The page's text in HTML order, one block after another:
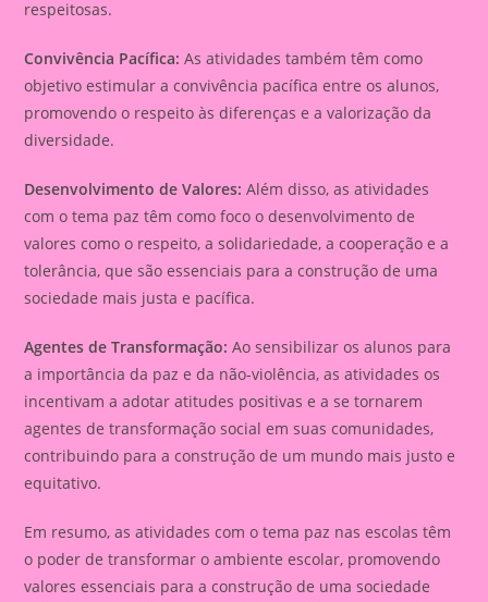
respeitosas.
Convivência Pacífica: As atividades também têm como
objetivo estimular a convivência pacífica entre os alunos,
promovendo o respeito às diferenças e a valorização da
diversidade.
Desenvolvimento de Valores: Além disso, as atividades
com o tema paz têm como foco o desenvolvimento de
valores como o respeito, a solidariedade, a cooperação e a
tolerância, que são essenciais para a construção de uma
sociedade mais justa e pacífica.
Agentes de Transformação: Ao sensibilizar os alunos para
a importância da paz e da não-violência, as atividades os
incentivam a adotar atitudes positivas e a se tornarem
agentes de transformação social em suas comunidades,
contribuindo para a construção de um mundo mais justo e
equitativo.
Em resumo, as atividades com o tema paz nas escolas têm
o poder de transformar o ambiente escolar, promovendo
valores essenciais para a construção de uma sociedade